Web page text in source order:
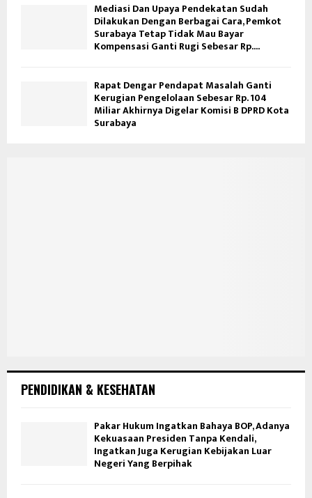
Mediasi Dan Upaya Pendekatan Sudah
Dilakukan Dengan Berbagai Cara, Pemkot
Surabaya Tetap Tidak Mau Bayar
Kompensasi Ganti Rugi Sebesar Rp....
Rapat Dengar Pendapat Masalah Ganti
Kerugian Pengelolaan Sebesar Rp. 104
Miliar Akhirnya Digelar Komisi B DPRD Kota
Surabaya
PENDIDIKAN & KESEHATAN
Pakar Hukum Ingatkan Bahaya BOP, Adanya
Kekuasaan Presiden Tanpa Kendali,
Ingatkan Juga Kerugian Kebijakan Luar
Negeri Yang Berpihak